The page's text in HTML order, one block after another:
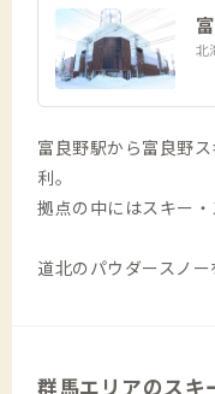
北
富良野駅から富良野
利。
拠点の中にはスキー・
道北のパウダースノー
群馬エリアのスキ